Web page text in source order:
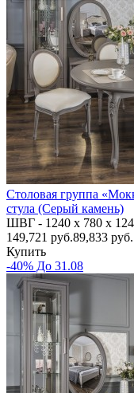
Столовая группа
стула (Серый камень)
ШВГ - 1240 х 780 х
149,721 руб.89,833 руб.
Купить
-40% До 31.08